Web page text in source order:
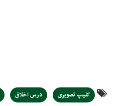
کلیپ تصویری درس اخلاق